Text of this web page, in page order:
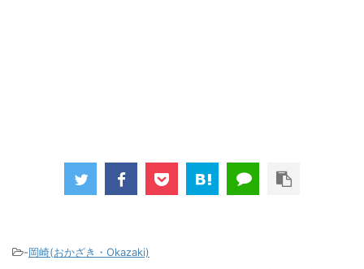
-岡崎(おかざき・Okazaki)